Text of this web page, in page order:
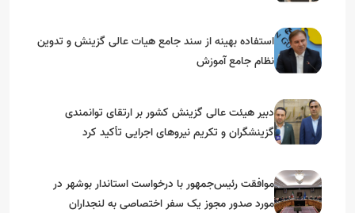
استفاده بهینه از سند جامع هیات عالی گزینش و‌ تدوین
نظام جامع آموزش
دبیر هیئت عالی گزینش کشور بر ارتقای توانمندی
گزینشگران و تکریم نیروهای اجرایی تأکید کرد
موافقت رئیس‌جمهور با درخواست استاندار بوشهر در
مورد صدور مجوز یک سفر اختصاصی به لنجداران